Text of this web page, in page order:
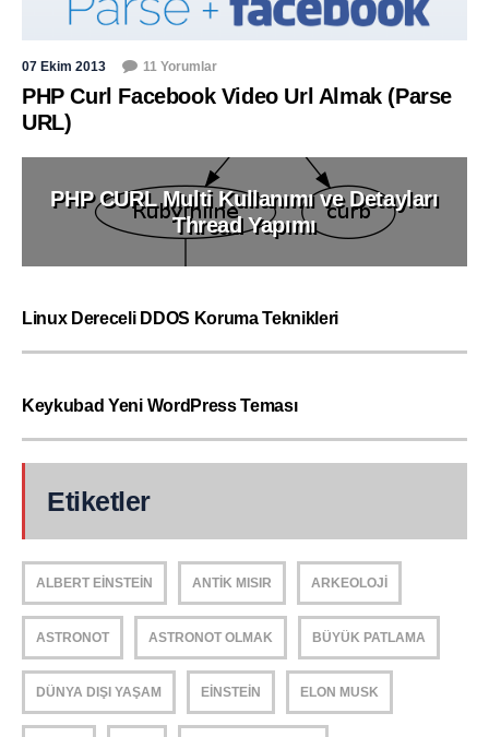
07 Ekim 2013 11 Yorumlar
PHP Curl Facebook Video Url Almak (Parse
URL)
PHP CURL Multi Kullanımı ve Detayları
Thread Yapımı
Linux Dereceli DDOS Koruma Teknikleri
Keykubad Yeni WordPress Teması
Etiketler
ALBERT EINSTEIN ANTIK MISIR ARKEOLOJI
ASTRONOT ASTRONOT OLMAK BÜYÜK PATLAMA
DÜNYA DIŞI YAŞAM EINSTEIN ELON MUSK